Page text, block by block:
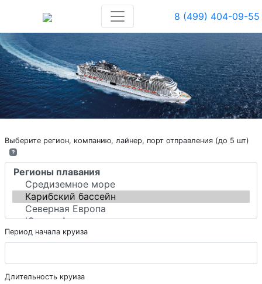
8 (499) 404-09-55
Выберите регион, компанию, лайнер, порт отправления (до 5 шт)
?
Период начала круиза
Длительность круиза